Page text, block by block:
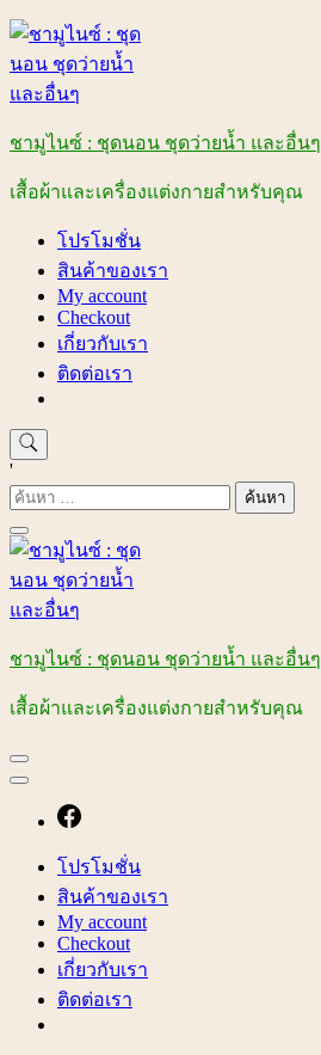
Skip
content
ชามูไนซ์ : ชุดนอน ชุดว่ายน้ำ และอื่นๆ
เสื้อผ้าและเครื่องแต่งกายสำหรับคุณ
โปรโมชั่น
สินค้าของเรา
My account
Checkout
เกี่ยวกับเรา
ติดต่อเรา
'
ค้นหา
สำหรับ:
ชามูไนซ์ : ชุดนอน ชุดว่ายน้ำ และอื่นๆ
เสื้อผ้าและเครื่องแต่งกายสำหรับคุณ
โปรโมชั่น
สินค้าของเรา
My account
Checkout
เกี่ยวกับเรา
ติดต่อเรา